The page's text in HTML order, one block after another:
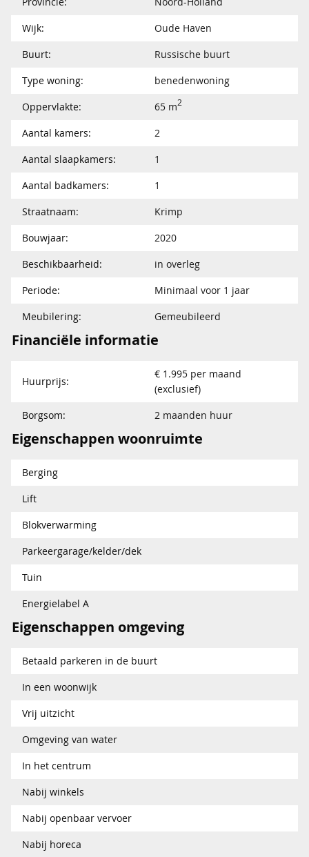
Wijk:
Oude Haven
Buurt:
Russische buurt
Type woning:
benedenwoning
Oppervlakte:
65 m2
Aantal kamers:
2
Aantal slaapkamers:
1
Aantal badkamers:
1
Straatnaam:
Krimp
Bouwjaar:
2020
Beschikbaarheid:
in overleg
Periode:
Minimaal voor 1 jaar
Meubilering:
Gemeubileerd
Financiële informatie
Huurprijs:
€ 1.995 per maand
(exclusief)
Borgsom:
2 maanden huur
Eigenschappen woonruimte
Berging
Lift
Blokverwarming
Parkeergarage/kelder/dek
Tuin
Energielabel A
Eigenschappen omgeving
Betaald parkeren in de buurt
In een woonwijk
Vrij uitzicht
Omgeving van water
In het centrum
Nabij winkels
Nabij openbaar vervoer
Nabij horeca